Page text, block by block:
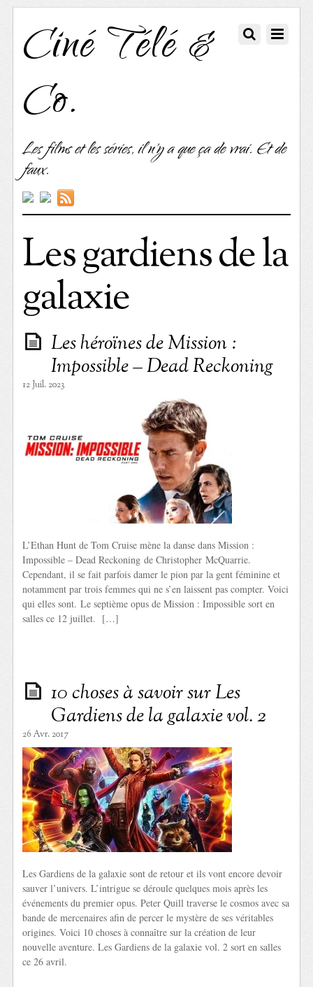
Ciné Télé &
Co.
Les films et les séries, il n'y a que ça de vrai. Et de
faux.
Les gardiens de la
galaxie
Les héroïnes de Mission :
Impossible – Dead Reckoning
12 Juil. 2023
L’Ethan Hunt de Tom Cruise mène la danse dans Mission :
Impossible – Dead Reckoning de Christopher McQuarrie.
Cependant, il se fait parfois damer le pion par la gent féminine et
notamment par trois femmes qui ne s’en laissent pas compter. Voici
qui elles sont. Le septième opus de Mission : Impossible sort en
salles ce 12 juillet. […]
10 choses à savoir sur Les
Gardiens de la galaxie vol. 2
26 Avr. 2017
Les Gardiens de la galaxie sont de retour et ils vont encore devoir
sauver l’univers. L’intrigue se déroule quelques mois après les
événements du premier opus. Peter Quill traverse le cosmos avec sa
bande de mercenaires afin de percer le mystère de ses véritables
origines. Voici 10 choses à connaître sur la création de leur
nouvelle aventure. Les Gardiens de la galaxie vol. 2 sort en salles
ce 26 avril.